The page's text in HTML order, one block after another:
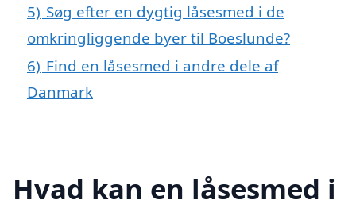
5) Søg efter en dygtig låsesmed i de
omkringliggende byer til Boeslunde?
6) Find en låsesmed i andre dele af
Danmark
Hvad kan en låsesmed i